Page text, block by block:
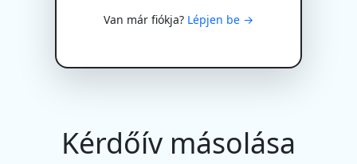
Van már fiókja? Lépjen be →
Kérdőív másolása